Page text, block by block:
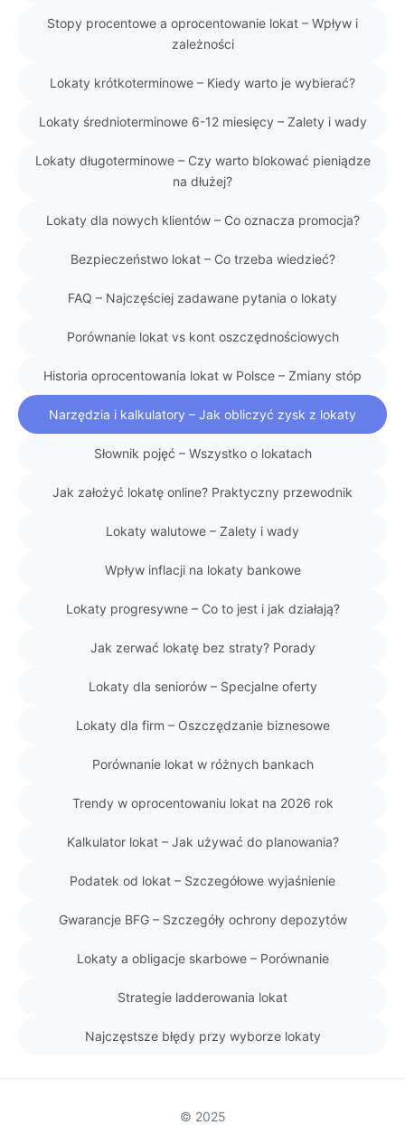
Stopy procentowe a oprocentowanie lokat – Wpływ i
zależności
Lokaty krótkoterminowe – Kiedy warto je wybierać?
Lokaty średnioterminowe 6-12 miesięcy – Zalety i wady
Lokaty długoterminowe – Czy warto blokować pieniądze
na dłużej?
Lokaty dla nowych klientów – Co oznacza promocja?
Bezpieczeństwo lokat – Co trzeba wiedzieć?
FAQ – Najczęściej zadawane pytania o lokaty
Porównanie lokat vs kont oszczędnościowych
Historia oprocentowania lokat w Polsce – Zmiany stóp
Narzędzia i kalkulatory – Jak obliczyć zysk z lokaty
Słownik pojęć – Wszystko o lokatach
Jak założyć lokatę online? Praktyczny przewodnik
Lokaty walutowe – Zalety i wady
Wpływ inflacji na lokaty bankowe
Lokaty progresywne – Co to jest i jak działają?
Jak zerwać lokatę bez straty? Porady
Lokaty dla seniorów – Specjalne oferty
Lokaty dla firm – Oszczędzanie biznesowe
Porównanie lokat w różnych bankach
Trendy w oprocentowaniu lokat na 2026 rok
Kalkulator lokat – Jak używać do planowania?
Podatek od lokat – Szczegółowe wyjaśnienie
Gwarancje BFG – Szczegóły ochrony depozytów
Lokaty a obligacje skarbowe – Porównanie
Strategie ladderowania lokat
Najczęstsze błędy przy wyborze lokaty
© 2025